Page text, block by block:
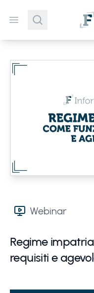
Open menu
Webinar
Regime
requisiti e